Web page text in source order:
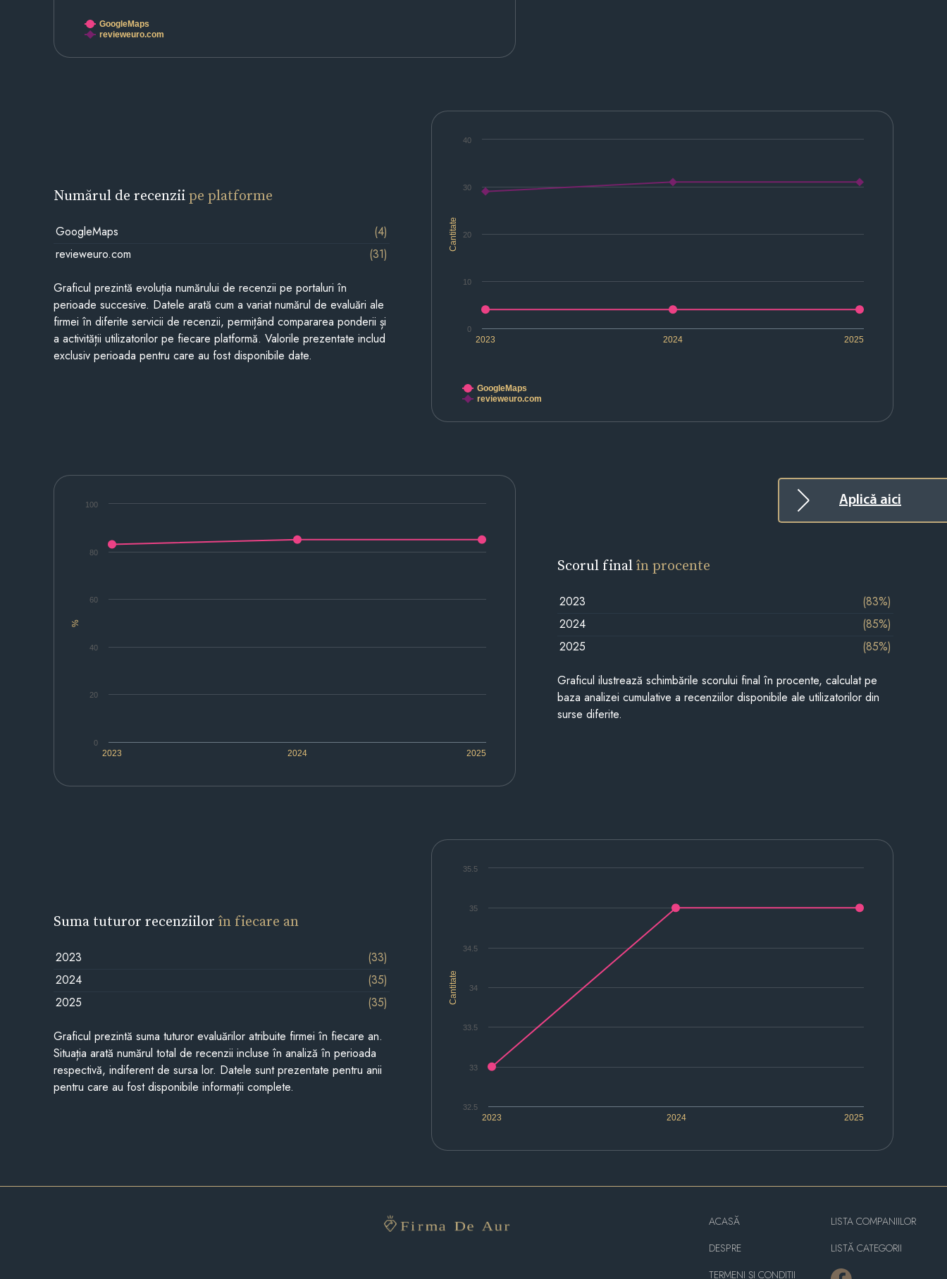
Aplică aici
GoogleMaps
revieweuro.com
Cantitate
2023 2024 2025
0
10
20
30
40
GoogleMaps
revieweuro.com
Numărul de recenziipe platforme
GoogleMaps
(4)
revieweuro.com
(31)
Graficul prezintă evoluția numărului de recenzii pe portaluri în
perioade succesive. Datele arată cum a variat numărul de evaluări ale
firmei în diferite servicii de recenzii, permițând compararea ponderii și
a activității utilizatorilor pe fiecare platformă. Valorile prezentate includ
exclusiv perioada pentru care au fost disponibile date.
%
2023 2024 2025
0
20
40
60
80
100
Scorul finalîn procente
2023
(83%)
2024
(85%)
2025
(85%)
Graficul ilustrează schimbările scorului final în procente, calculat pe
baza analizei cumulative a recenziilor disponibile ale utilizatorilor din
surse diferite.
Cantitate
2023 2024 2025
32.5
33
33.5
34
34.5
35
35.5
Suma tuturor recenziilorîn fiecare an
2023
(33)
2024
(35)
2025
(35)
Graficul prezintă suma tuturor evaluărilor atribuite firmei în fiecare an.
Situația arată numărul total de recenzii incluse în analiză în perioada
respectivă, indiferent de sursa lor. Datele sunt prezentate pentru anii
pentru care au fost disponibile informații complete.
ACASĂ
DESPRE
TERMENI ȘI CONDIȚII
LISTA COMPANIILOR
LISTĂ CATEGORII